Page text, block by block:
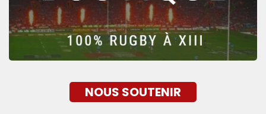
NOUS SOUTENIR